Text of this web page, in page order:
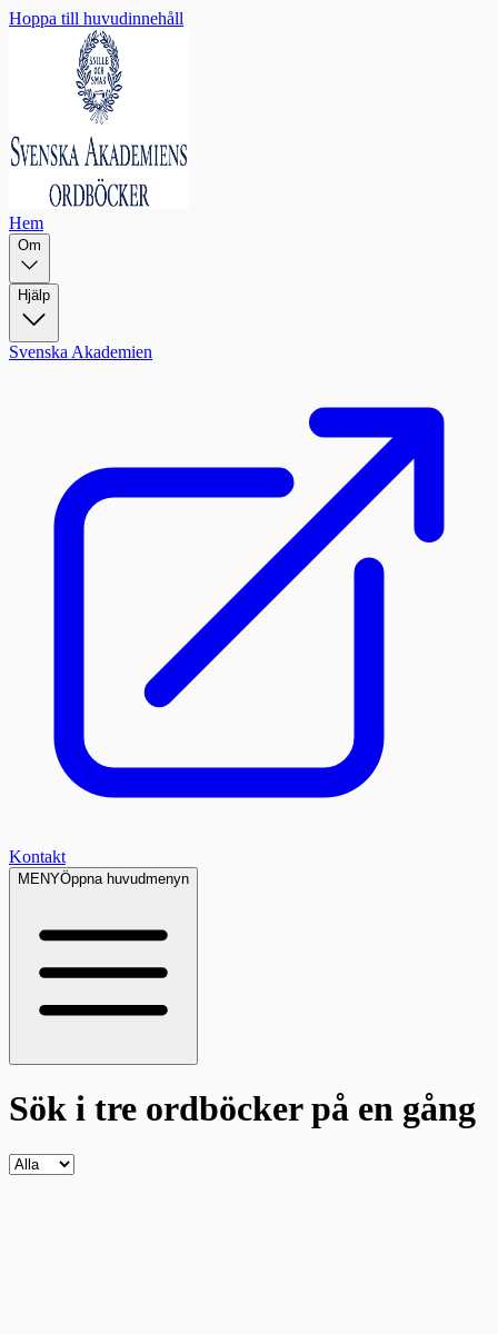
Hoppa till huvudinnehåll
Hem
Om
Hjälp
Svenska Akademien
Kontakt
MENYÖppna huvudmenyn
Sök i tre ordböckerpå en gång